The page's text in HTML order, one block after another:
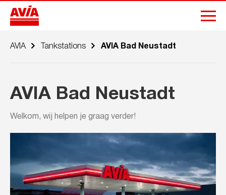
AVIA Tankstations AVIA Bad Neustadt
AVIA Bad Neustadt
Welkom, wij helpen je graag verder!